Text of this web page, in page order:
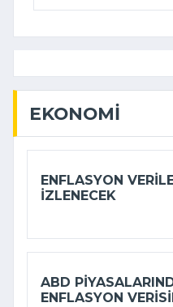
EKONOMI
ENFLASYON
IZLENECEK
ABD
ENFLASYON